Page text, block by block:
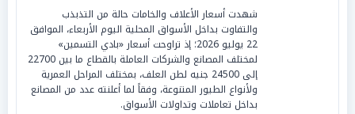
شهدت أسعار الأعلاف والخامات حالة من التذبذب
والتفاوت بداخل الأسواق المحلية اليوم الأربعاء، الموافق
22 يوليو 2026؛ إذ تراوحت أسعار «بادي التسمين»
لمختلف المصانع والشركات العاملة بالقطاع ما بين 22700
إلى 24500 جنيه لطن العلف، بمختلف المراحل العمرية
ولأنواع الطيور المتنوعة، وفقاً لما أعلنته عدد من المصانع
بداخل تعاملات وتداولات الأسواق.